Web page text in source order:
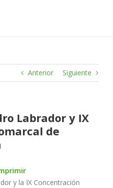
Anterior Siguiente
Labrador y IX
de
y la IX Concentración